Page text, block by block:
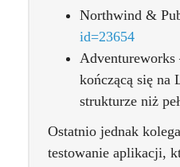
Northwind &
id=23654
Adventureworks
kończącą się na
strukturze niż
Ostatnio jednak
testowanie aplikacji,